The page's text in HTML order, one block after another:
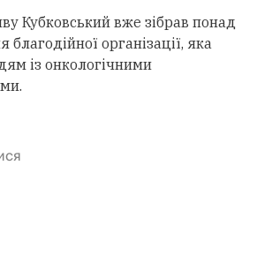
Кубковський вже зібрав понад
організації, яка
із онкологічними